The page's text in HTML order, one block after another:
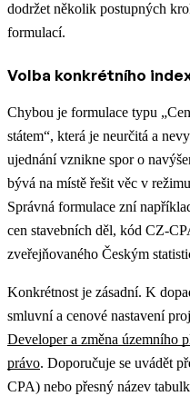
dodržet několik postupných
formulací.
Volba konkrétního
Chybou je formulace typu
státem“, která je neurčitá a
ujednání vznikne spor o
bývá na místě řešit věc v režimu
Správná formulace zní
cen stavebních děl, kód CZ-
zveřejňovaného Českým
Konkrétnost je zásadní. K
smluvní a cenové nastavení
Developer a změna územního
právo. Doporučuje se uvádět
CPA) nebo přesný název